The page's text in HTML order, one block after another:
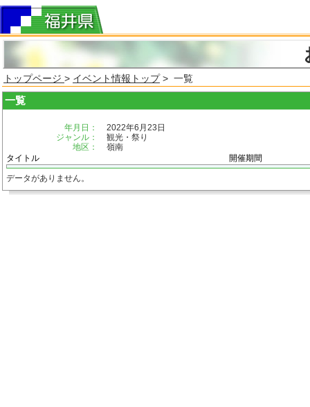
トップページ > イベント情報トップ> 一覧
一覧
年月日：
2022年6月23日
ジャンル：
観光・祭り
地区：
嶺南
タイトル
開催期間
データがありません。